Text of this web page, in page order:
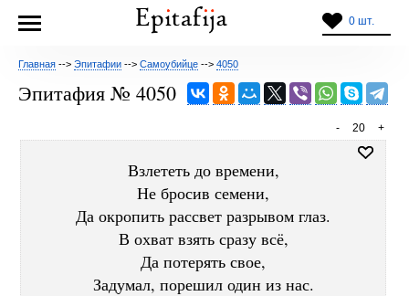
0 шт.
Главная --> Эпитафии --> Самоубийце --> 4050
Эпитафия № 4050
+
20
-
Взлететь до времени,
Не бросив семени,
Да окропить рассвет разрывом глаз.
В охват взять сразу всё,
Да потерять свое,
Задумал, порешил один из нас.